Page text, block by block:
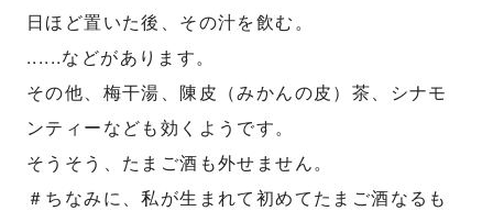
日ほど置いた後、その汁を飲む。
......などがあります。
その他、梅干湯、陳皮（みかんの皮）茶、シナモ
ンティーなども効くようです。
そうそう、たまご酒も外せません。
＃ちなみに、私が生まれて初めてたまご酒なるも